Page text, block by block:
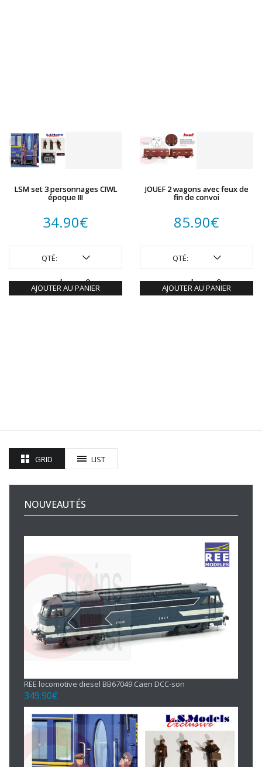
LSM set 3 personnages CIWL
époque III
34.90€
QTÉ:
AJOUTER AU PANIER
JOUEF 2 wagons avec feux de
fin de convoi
85.90€
QTÉ:
AJOUTER AU PANIER
GRID LIST
NOUVEAUTÉS
REE locomotive diesel BB67049 Caen DCC-son
349.90€